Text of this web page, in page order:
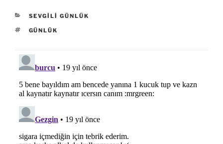
KATEGORILER
SEVGILI GÜNLÜK
ETIKETLER
GÜNLÜK